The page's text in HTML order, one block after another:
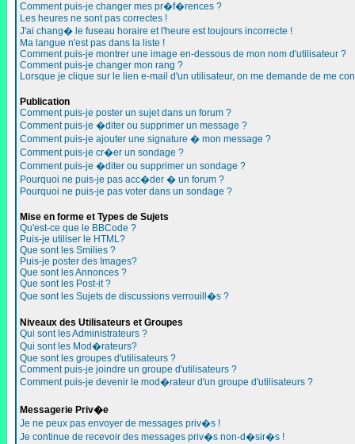
Comment puis-je changer mes pr�f�rences ?
Les heures ne sont pas correctes !
J'ai chang� le fuseau horaire et l'heure est toujours incorrecte !
Ma langue n'est pas dans la liste !
Comment puis-je montrer une image en-dessous de mon nom d'utilisateur ?
Comment puis-je changer mon rang ?
Lorsque je clique sur le lien e-mail d'un utilisateur, on me demande de me
Publication
Comment puis-je poster un sujet dans un forum ?
Comment puis-je �diter ou supprimer un message ?
Comment puis-je ajouter une signature � mon message ?
Comment puis-je cr�er un sondage ?
Comment puis-je �diter ou supprimer un sondage ?
Pourquoi ne puis-je pas acc�der � un forum ?
Pourquoi ne puis-je pas voter dans un sondage ?
Mise en forme et Types de Sujets
Qu'est-ce que le BBCode ?
Puis-je utiliser le HTML?
Que sont les Smilies ?
Puis-je poster des Images?
Que sont les Annonces ?
Que sont les Post-it ?
Que sont les Sujets de discussions verrouill�s ?
Niveaux des Utilisateurs et Groupes
Qui sont les Administrateurs ?
Qui sont les Mod�rateurs?
Que sont les groupes d'utilisateurs ?
Comment puis-je joindre un groupe d'utilisateurs ?
Comment puis-je devenir le mod�rateur d'un groupe d'utilisateurs ?
Messagerie Priv�e
Je ne peux pas envoyer de messages priv�s !
Je continue de recevoir des messages priv�s non-d�sir�s !